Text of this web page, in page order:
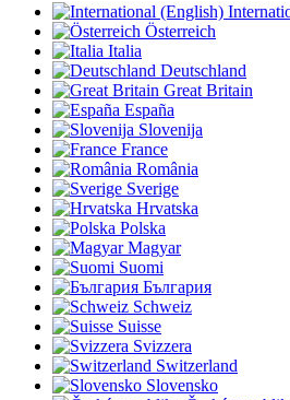
Österreich
Italia
Deutschland
Great Britain
España
Slovenija
France
România
Sverige
Hrvatska
Polska
Magyar
Suomi
България
Schweiz
Suisse
Svizzera
Switzerland
Slovensko